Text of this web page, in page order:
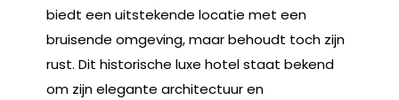
biedt een uitstekende locatie met een
bruisende omgeving, maar behoudt toch zijn
rust. Dit historische luxe hotel staat bekend
om zijn elegante architectuur en